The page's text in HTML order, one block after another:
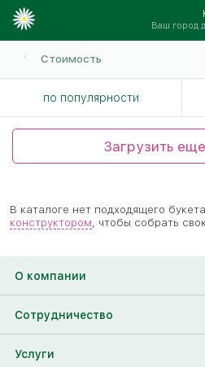
Ваш город
Стоимость
по популярности
Загрузить
В каталоге нет подходящего
конструктором, чтобы собрать
О компании
О нас
Сотрудничество
Франшиза
Услуги